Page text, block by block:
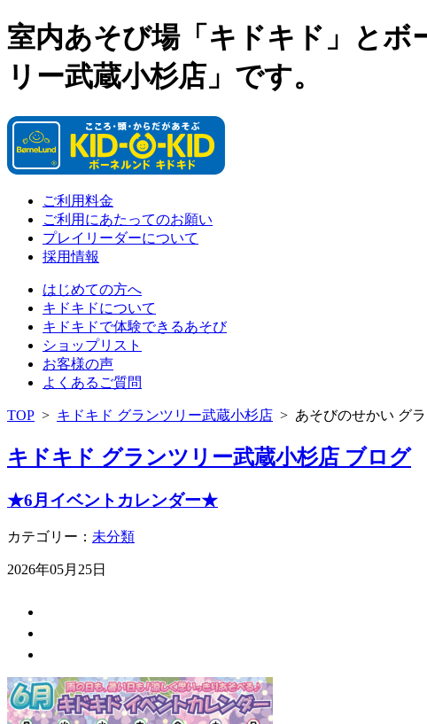
室内あそび場「キドキド」と
リー武蔵小杉店」です。
ご利用料金
ご利用にあたってのお願い
プレイリーダーについて
採用情報
はじめての方へ
キドキドについて
キドキドで体験できるあそび
ショップリスト
お客様の声
よくあるご質問
TOP > キドキド グランツリー武蔵小杉店 > あそびのせかい グ
キドキド グランツリー武蔵小杉店 ブログ
★6月イベントカレンダー★
カテゴリー： 未分類
2026年05月25日